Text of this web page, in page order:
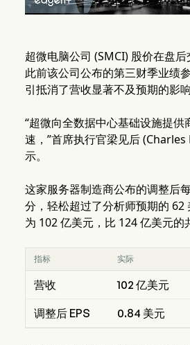
超微电脑公司 (SMCI) 股价在盘后
此前该公司公布的第三财季业绩
引抵消了营收显著不及预期的影响
“超微向全数据中心基础设施提供
速，”首席执行官梁见后
示。
这家服务器制造商公布的调整后
分，轻松超过了分析师预期的 62
为 102 亿美元，比 124 亿美元的
指标 实际
营收 102 亿美元
调整后 EPS 0.84 美元